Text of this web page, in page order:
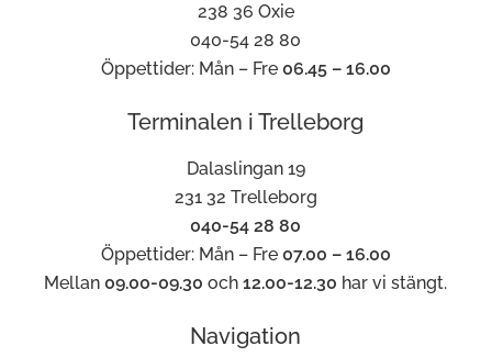
238 36 Oxie
040-54 28 80
Öppettider: Mån – Fre 06.45 – 16.00
Terminalen i Trelleborg
Dalaslingan 19
231 32 Trelleborg
040-54 28 80
Öppettider: Mån – Fre 07.00 – 16.00
Mellan09.00-09.30 och12.00-12.30 har vi stängt.
Navigation